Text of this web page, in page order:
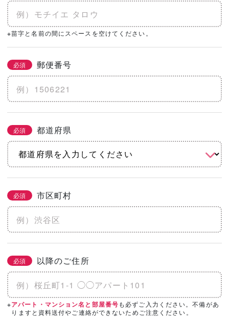
※苗字と名前の間にスペースを空けてください。
必須 郵便番号
必須 都道府県
必須 市区町村
必須 以降のご住所
※アパート・マンション名と部屋番号も必ずご入力ください。不備があ
りますと資料送付やご連絡ができないためご注意ください。